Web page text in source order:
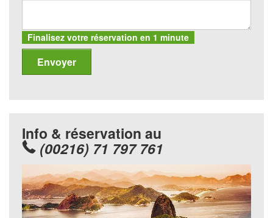
Finalisez votre réservation en 1 minute
Info & réservation au
(00216) 71 797 761